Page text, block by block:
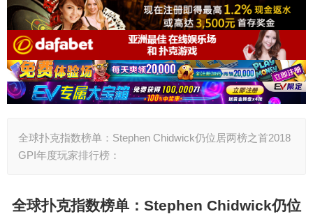
全球扑克指数榜单：Stephen Chidwick仍位居两榜之首2018
GPI年度玩家排行榜：
全球扑克指数榜单：Stephen Chidwick仍位